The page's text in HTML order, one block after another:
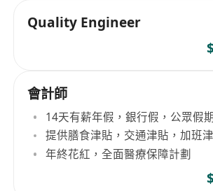
Quality Engineer
會計師
14天有薪年假，銀行假，公眾假
提供膳食津貼，交通津貼，加班
年終花紅，全面醫療保障計劃